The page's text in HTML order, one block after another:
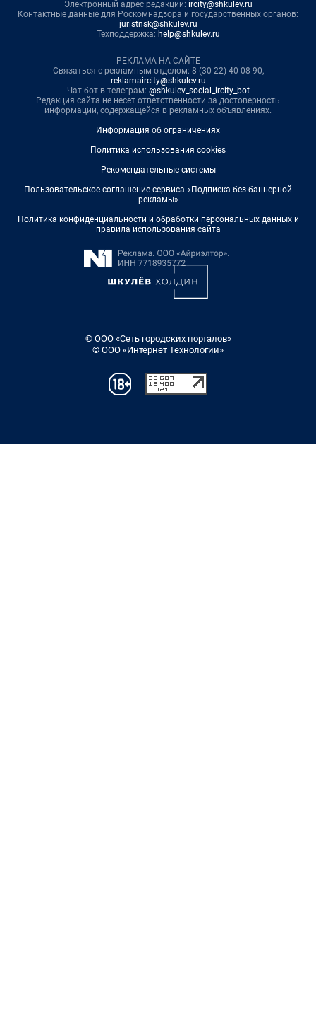
Электронный адрес редакции: ircity@shkulev.ru
Контактные данные для Роскомнадзора и государственных органов:
juristnsk@shkulev.ru
Техподдержка: help@shkulev.ru
РЕКЛАМА НА САЙТЕ
Связаться с рекламным отделом: 8 (30-22) 40-08-90,
reklamaircity@shkulev.ru
Чат-бот в телеграм: @shkulev_social_ircity_bot
Редакция сайта не несет ответственности за достоверность
информации, содержащейся в рекламных объявлениях.
Информация об ограничениях
Политика использования cookies
Рекомендательные системы
Пользовательское соглашение сервиса «Подписка без баннерной
рекламы»
Политика конфиденциальности и обработки персональных данных и
правила использования сайта
© ООО «Сеть городских порталов»
© ООО «Интернет Технологии»